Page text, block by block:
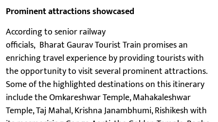
Prominent attractions showcased
According to senior railway
officials, Bharat Gaurav Tourist Train promises an
enriching travel experience by providing tourists with
the opportunity to visit several prominent attractions.
Some of the highlighted destinations on this itinerary
include the Omkareshwar Temple, Mahakaleshwar
Temple, Taj Mahal, Krishna Janambhumi, Rishikesh with